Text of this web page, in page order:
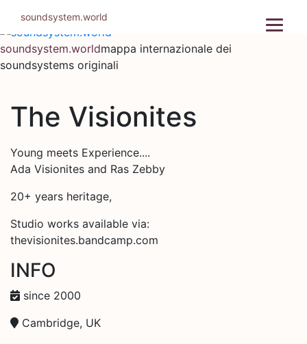
contenuto
soundsystem.worldmappa internazionale dei
soundsystems originali
The Visionites
Young meets Experience....
Ada Visionites and Ras Zebby
20+ years heritage,
Studio works available via:
thevisionites.bandcamp.com
INFO
since 2000
Cambridge, UK
soundsystem.world